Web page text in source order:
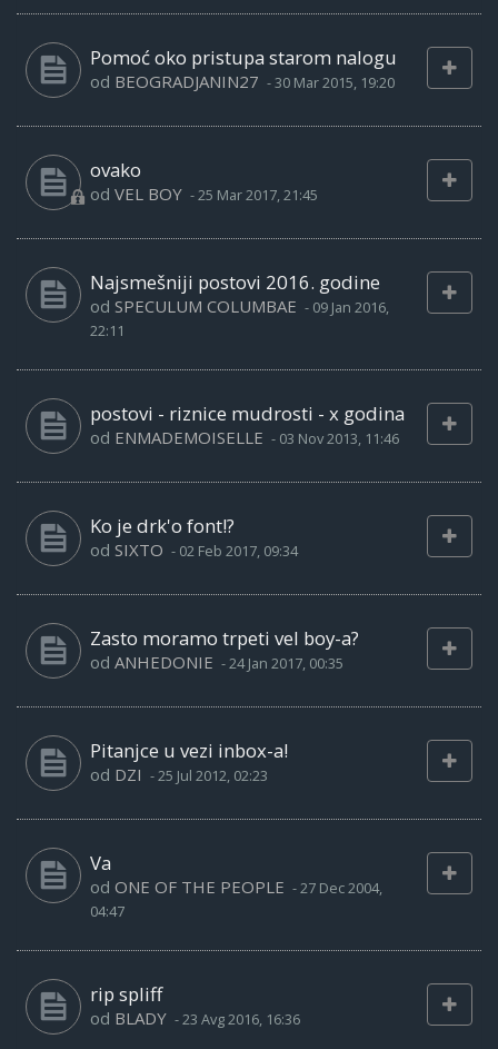
Pomoć oko pristupa starom nalogu
od BEOGRADJANIN27 -30 Mar 2015, 19:20
ovako
od VEL BOY -25 Mar 2017, 21:45
Najsmešniji postovi 2016. godine
od SPECULUM COLUMBAE - 09 Jan 2016,
22:11
postovi - riznice mudrosti - x godina
od ENMADEMOISELLE - 03 Nov 2013, 11:46
Ko je drk'o font!?
od SIXTO - 02 Feb 2017, 09:34
Zasto moramo trpeti vel boy-a?
od ANHEDONIE -24 Jan 2017, 00:35
Pitanjce u vezi inbox-a!
od DZI -25 Jul 2012, 02:23
Va
od ONE OF THE PEOPLE -27 Dec 2004,
04:47
rip spliff
od BLADY -23 Avg 2016, 16:36